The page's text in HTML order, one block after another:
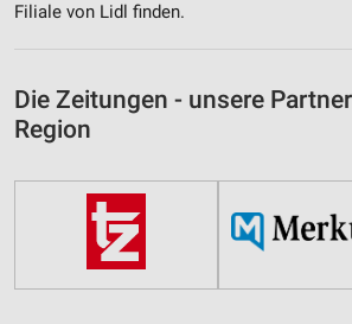
Filiale von Lidl finden.
Die Zeitungen - unsere
Region